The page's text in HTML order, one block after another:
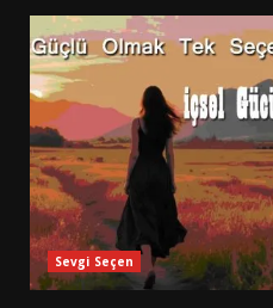
Sevgi Seçen